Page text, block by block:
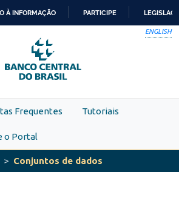
PARA
O
CONTEÚDO
À INFORMAÇÃO PARTICIPE
ENGLISH
Frequentes Tutoriais
o Portal
Conjuntos de dados